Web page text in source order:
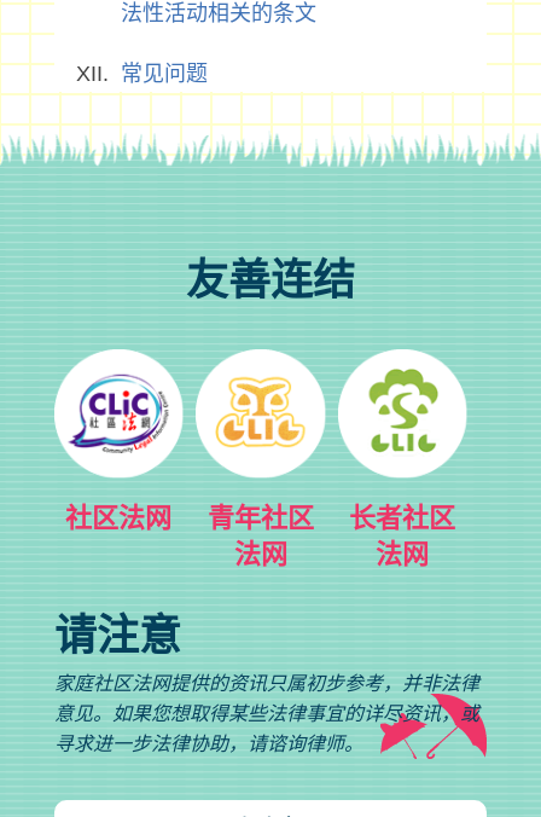
法性活动相关的条文
常见问题
友善连结
社区法网
青年社区
法网
长者社区
法网
请注意
家庭社区法网提供的资讯只属初步参考，并非法律
意见。如果您想取得某些法律事宜的详尽资讯，或
寻求进一步法律协助，请谘询律师。